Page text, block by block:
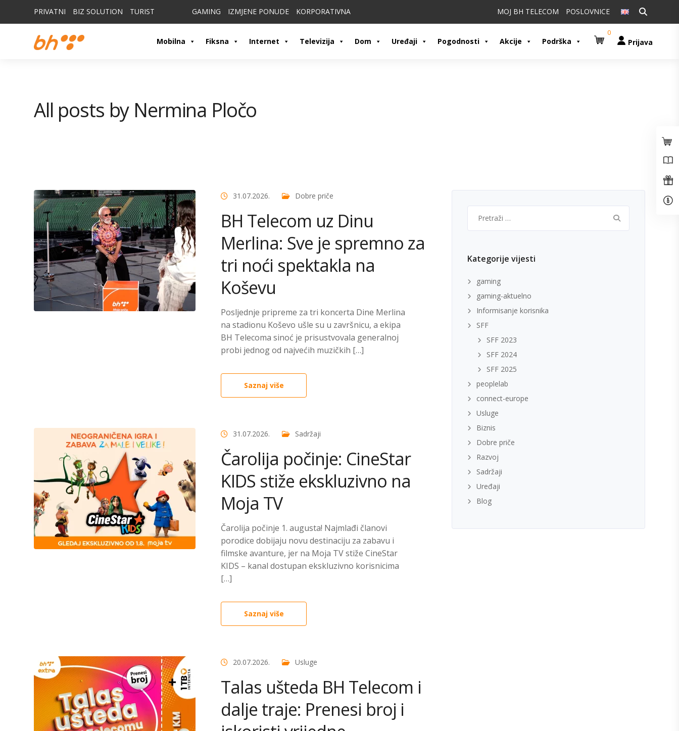
PRIVATNI BIZ SOLUTION TURIST GAMING IZMJENE PONUDE KORPORATIVNA Pretraži:
MOJ BH TELECOM POSLOVNICE
Mobilna Fiksna Internet Televizija Dom Uređaji Pogodnosti Akcije Podrška
0
Prijava
All posts by Nermina Pločo
31.07.2026. Dobre priče
BH Telecom uz Dinu
Merlina: Sve je spremno za
tri noći spektakla na
Koševu
Posljednje pripreme za tri koncerta Dine Merlina
na stadionu Koševo ušle su u završnicu, a ekipa
BH Telecoma sinoć je prisustvovala generalnoj
probi jednog od najvećih muzičkih […]
Saznaj više
31.07.2026. Sadržaji
Čarolija počinje: CineStar
KIDS stiže ekskluzivno na
Moja TV
Čarolija počinje 1. augusta! Najmlađi članovi
porodice dobijaju novu destinaciju za zabavu i
filmske avanture, jer na Moja TV stiže CineStar
KIDS – kanal dostupan ekskluzivno korisnicima
[…]
Saznaj više
20.07.2026. Usluge
Talas ušteda BH Telecom i
dalje traje: Prenesi broj i
Kategorije vijesti
gaming
gaming-aktuelno
Informisanje korisnika
SFF
SFF 2023
SFF 2024
SFF 2025
peoplelab
connect-europe
Usluge
Biznis
Dobre priče
Razvoj
Sadržaji
Uređaji
Blog